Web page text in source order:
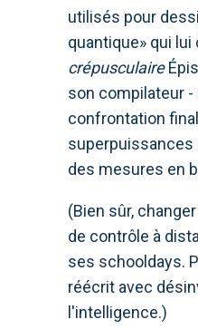
utilisés pour
quantique» qui
crépusculaire
son compilateur -
confrontation
superpuissances
des mesures en
(Bien sûr,
de contrôle à
ses schooldays.
réécrit avec
l'intelligence.)